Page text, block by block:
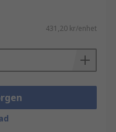
431,20 kr/enhet